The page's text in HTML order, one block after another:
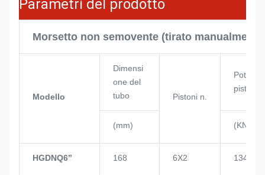
Parametri del prodotto
Morsetto non semovente (tirato
Modello
Dimensi
one del
tubo
Pistoni n.
pistone
(mm) (KN)
HGDNQ6’’ 168 6X2 134